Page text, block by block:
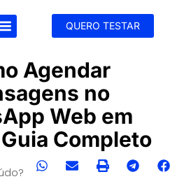
QUERO TESTAR
Agendar
no
Web em
Completo